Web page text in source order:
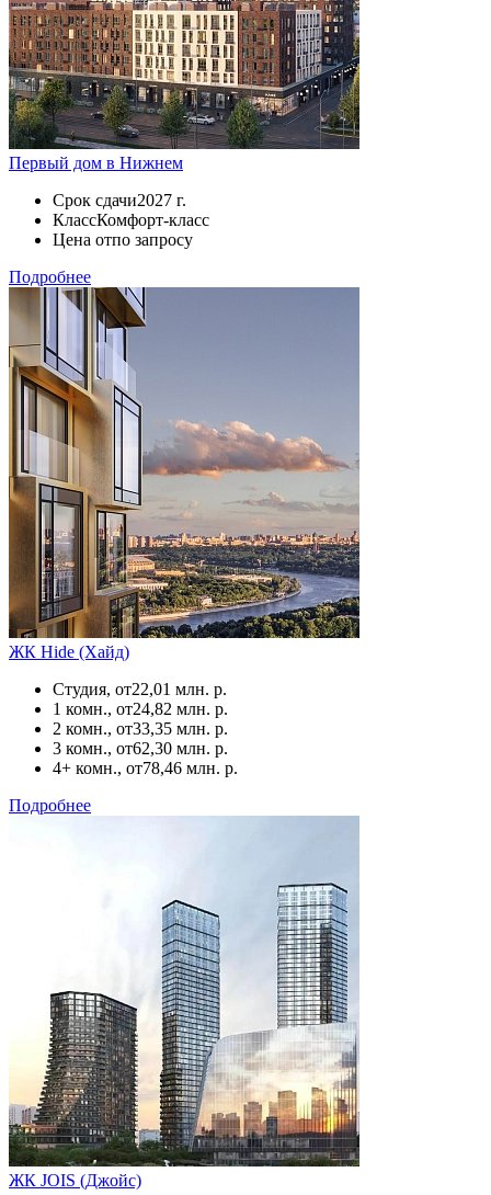
Первый дом в Нижнем
Срок сдачи2027 г.
КлассКомфорт-класс
Цена отпо запросу
Подробнее
ЖК Hide (Хайд)
Студия, от22,01 млн. р.
1 комн., от24,82 млн. р.
2 комн., от33,35 млн. р.
3 комн., от62,30 млн. р.
4+ комн., от78,46 млн. р.
Подробнее
ЖК JOIS (Джойс)